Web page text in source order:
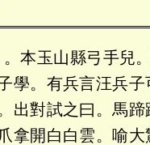
。本玉山縣弓手兒
學。有兵言汪兵子
出對試之曰。馬蹄
拿開白白雲。喻大